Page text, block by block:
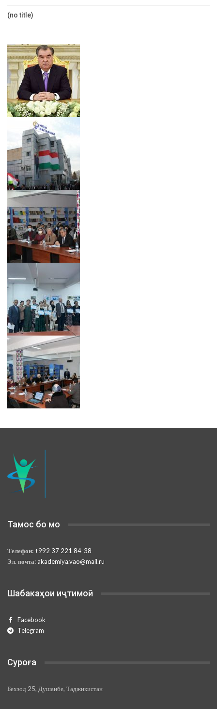
(no title)
Тамос бо мо
Телефон:+992 37 221 84-38
Эл. почта: akademiya.vao@mail.ru
Шабакаҳои иҷтимоӣ
Facebook
Telegram
Суроға
Бехзод 25, Душанбе, Таджикистан